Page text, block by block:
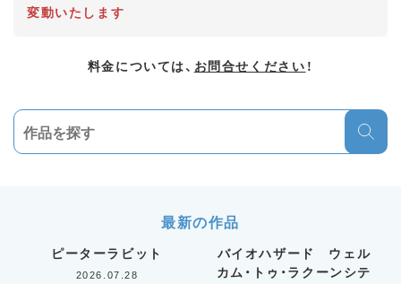
変動いたします
料金については、 お問合せください ！
最新の作品
ピーターラビット
2026.07.28
バイオハザード ウェル
カム・トゥ・ラクーンシテ